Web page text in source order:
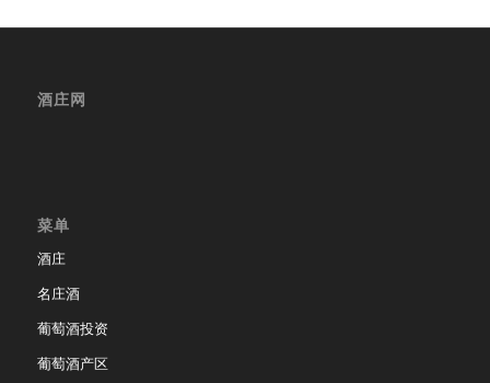
酒庄网
菜单
酒庄
名庄酒
葡萄酒投资
葡萄酒产区